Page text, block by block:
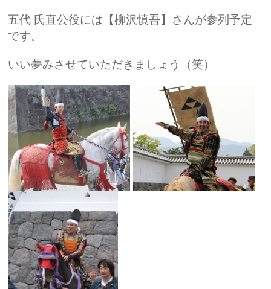
五代 氏直公役には【柳沢慎吾】さんが参列予定
です。
いい夢みさせていただきましょう（笑）